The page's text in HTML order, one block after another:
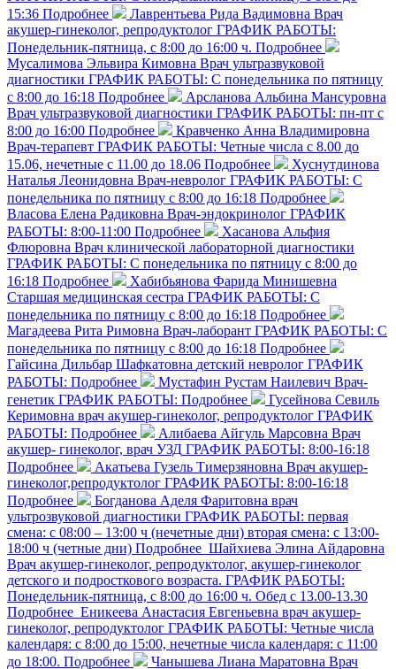
15:36 Подробнее Лаврентьева Рида Вадимовна Врач
акушер-гинеколог, репродуктолог ГРАФИК РАБОТЫ:
Понедельник-пятница, с 8:00 до 16:00 ч. Подробнее
Мусалимова Эльвира Кимовна Врач ультразвуковой
диагностики ГРАФИК РАБОТЫ: С понедельника по пятницу
с 8:00 до 16:18 Подробнее
Арсланова Альбина Мансуровна
Врач ультразвуковой диагностики ГРАФИК РАБОТЫ: пн-пт с
8:00 до 16:00 Подробнее
Кравченко Анна Владимировна
Врач-терапевт ГРАФИК РАБОТЫ: Четные числа с 8.00 до
15.06, нечетные с 11.00 до 18.06 Подробнее
Хуснутдинова
Наталья Леонидовна Врач-невролог ГРАФИК РАБОТЫ: С
понедельника по пятницу с 8:00 до 16:18 Подробнее
Власова Елена Радиковна Врач-эндокринолог ГРАФИК
РАБОТЫ: 8:00-11:00 Подробнее
Хасанова Альфия
Флюровна Врач клинической лабораторной диагностики
ГРАФИК РАБОТЫ: С понедельника по пятницу с 8:00 до
16:18 Подробнее
Хабибьянова Фарида Минишевна
Старшая медицинская сестра ГРАФИК РАБОТЫ: С
понедельника по пятницу с 8:00 до 16:18 Подробнее
Магадеева Рита Римовна Врач-лаборант ГРАФИК РАБОТЫ: С
понедельника по пятницу с 8:00 до 16:18 Подробнее
Гайсина Дильбар Шафкатовна детский невролог ГРАФИК
РАБОТЫ: Подробнее Мустафин Рустам Наилевич Врач-
генетик ГРАФИК РАБОТЫ: Подробнее
Гусейнова Севиль
Керимовна врач акушер-гинеколог, репродуктолог ГРАФИК
РАБОТЫ: Подробнее Алибаева Айгуль Марсовна Врач
акушер- гинеколог, врач УЗД ГРАФИК РАБОТЫ: 8:00-16:18
Подробнее
Акатьева Гузель Тимерзяновна Врач акушер-
гинеколог,репродуктолог ГРАФИК РАБОТЫ: 8:00-16:18
Подробнее
Богданова Аделя Фаритовна врач
ультрозвуковой диагностики ГРАФИК РАБОТЫ: первая
смена: с 08:00 – 13:00 ч (нечетные дни) вторая смена: с 13:00-
18:00 ч (четные дни) Подробнее Шайхиева Элина Айдаровна
Врач акушер-гинеколог, репродуктолог, акушер-гинеколог
детского и подросткового возраста. ГРАФИК РАБОТЫ:
Понедельник-пятница, с 8:00 до 16:00 ч. Обед с 13.00-13.30
Подробнее Еникеева Анастасия Евгеньевна врач акушер-
гинеколог, репродуктолог ГРАФИК РАБОТЫ: Четные числа
календаря: с 8:00 до 15:00, нечетные числа календаря: с 11:00
до 18:00. Подробнее Чанышева Лиана Маратовна Врач